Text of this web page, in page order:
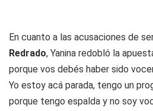
En cuanto a las acusaciones de
Redrado, Yanina redobló la
porque vos debés haber sido
Yo estoy acá parada, tengo un
porque tengo espalda y no soy